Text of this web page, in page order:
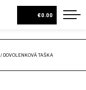
€0.00
/ DOVOLENKOVÁ TAŠKA